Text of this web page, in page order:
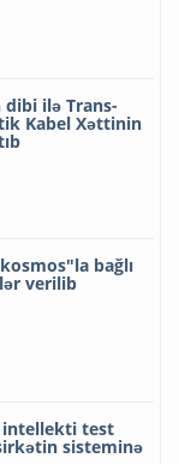
ilə Trans-
Kabel Xəttinin
bağlı
verilib
intellekti test
sisteminə